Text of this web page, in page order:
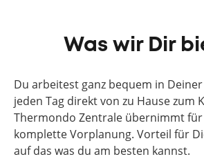
Was wir Dir
Du arbeitest ganz bequem in
jeden Tag direkt von zu Hause zum
Thermondo Zentrale übernimmt
komplette Vorplanung. Vorteil für
auf das was du am besten kannst.